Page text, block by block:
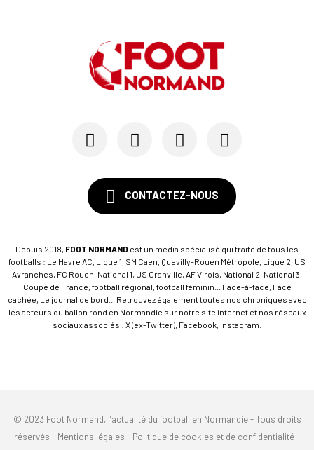
CONTACTEZ-NOUS
Depuis 2018, FOOT NORMAND est un média spécialisé qui traite de tous les
footballs : Le Havre AC, Ligue 1, SM Caen, Quevilly-Rouen Métropole, Ligue 2, US
Avranches, FC Rouen, National 1, US Granville, AF Virois, National 2, National 3,
Coupe de France, football régional, football féminin... Face-à-face, Face
cachée, Le journal de bord... Retrouvez également toutes nos chroniques avec
les acteurs du ballon rond en Normandie sur notre site internet et nos réseaux
sociaux associés : X (ex-Twitter), Facebook, Instagram.
© 2023 Foot Normand, l’actualité du football en Normandie - Tous droits
réservés - Mentions légales - Politique de cookies et de confidentialité-